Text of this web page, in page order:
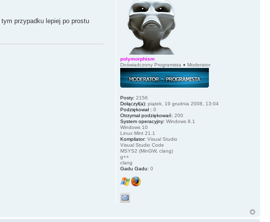
tym przypadku lepiej po prostu
polymorphism
Doświadczony Programista ● Moderator
Posty: 2156
Dołączył(a): piątek, 19 grudnia 2008, 13:04
Podziękował : 0
Otrzymał podziękowań: 200
System operacyjny: Windows 8.1
Windows 10
Linux Mint 21.1
Kompilator: Visual Studio
Visual Studio Code
MSYS2 (MinGW, clang)
g++
clang
Gadu Gadu: 0